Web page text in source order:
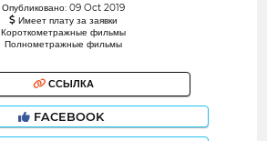
Опубликовано: 09 Oct 2019
Имеет плату за заявки
Короткометражные фильмы
Полнометражные фильмы
ССЫЛКА
FACEBOOK